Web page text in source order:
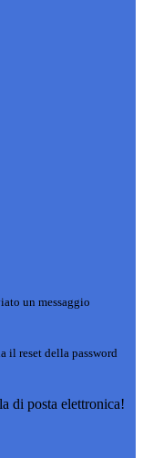
un messaggio
il reset della password
di posta elettronica!